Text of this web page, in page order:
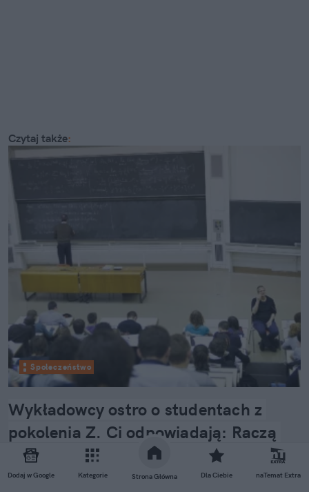
Dodaj w Google Kategorie Strona Główna Dla Ciebie naTemat Extra
Czytaj także:
Społeczeństwo
Wykładowcy ostro o studentach z
pokolenia Z. Ci odpowiadają: Raczą
nas uwagami, jacy jesteśmy głupi